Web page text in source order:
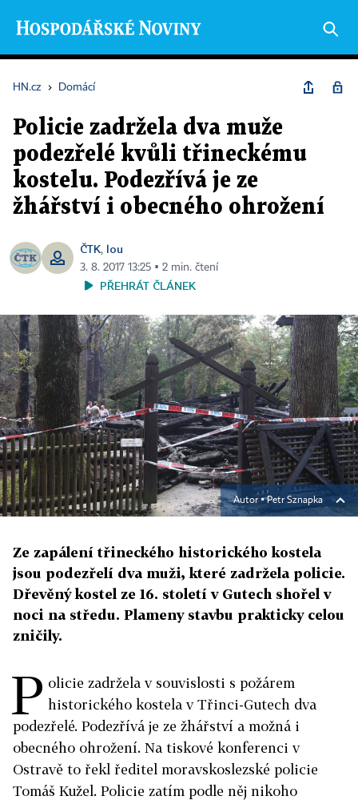
HN.cz › Domácí
Policie zadržela dva muže
podezřelé kvůli třineckému
kostelu. Podezřívá je ze
žhářství i obecného ohrožení
ČTK, lou
3. 8. 2017 13:25 ▪ 2 min. čtení
PŘEHRÁT ČLÁNEK
Autor ▪Petr Sznapka
Ze zapálení třineckého historického kostela
jsou podezřelí dva muži, které zadržela policie.
Dřevěný kostel ze 16. století v Gutech shořel v
noci na středu. Plameny stavbu prakticky celou
zničily.
P olicie zadržela v souvislosti s požárem
historického kostela v Třinci-Gutech dva
podezřelé. Podezřívá je ze žhářství a možná i
obecného ohrožení. Na tiskové konferenci v
Ostravě to řekl ředitel moravskoslezské policie
Tomáš Kužel. Policie zatím podle něj nikoho